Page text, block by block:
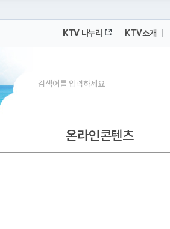
KTV 나누리 KTV소개
검색
온라인콘텐츠